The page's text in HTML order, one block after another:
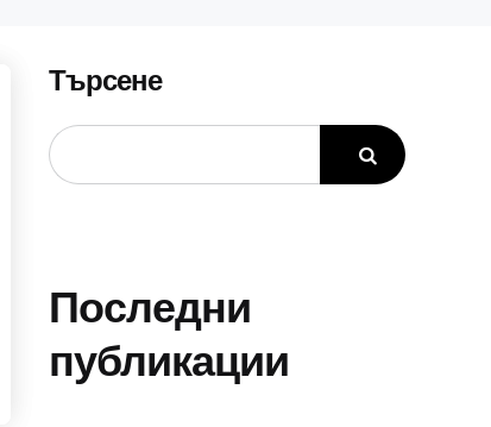
Търсене
Последни
публикации